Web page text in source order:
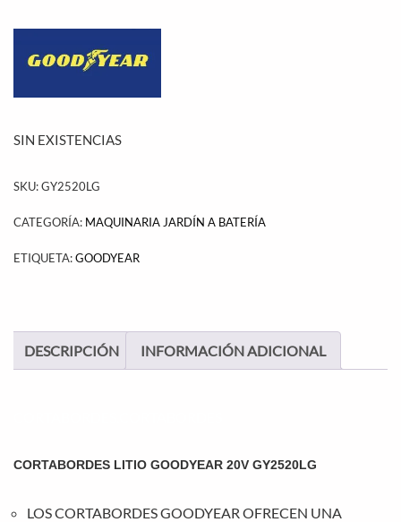
SIN EXISTENCIAS
SKU:GY2520LG
CATEGORÍA: MAQUINARIA JARDÍN A BATERÍA
ETIQUETA:GOODYEAR
DESCRIPCIÓN INFORMACIÓN ADICIONAL
CORTABORDES LITIO GOODYEAR 20V GY2520LG
LOS CORTABORDES GOODYEAR OFRECEN UNA